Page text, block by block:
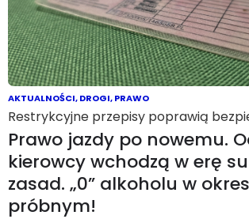
AKTUALNOŚCI,DROGI,PRAWO
Restrykcyjne przepisy poprawią
Prawo jazdy po nowemu.
kierowcy wchodzą w erę
zasad. „0” alkoholu w
próbnym!